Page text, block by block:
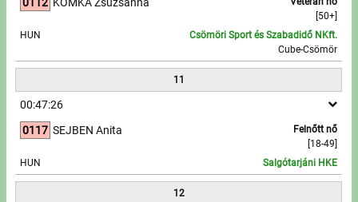
[50+]
HUN
Csömöri Sport és Szabadidő NKft.
Cube-Csömör
11
00:47:26
0117
Felnőtt nő
[18-49]
SEJBEN Anita
HUN Salgótarjáni HKE
12